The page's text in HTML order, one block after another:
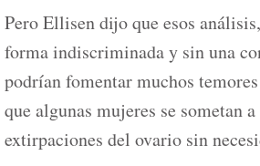
Pero Ellisen dijo que esos
forma indiscriminada y sin una
podrían fomentar muchos
que algunas mujeres se sometan
extirpaciones del ovario sin